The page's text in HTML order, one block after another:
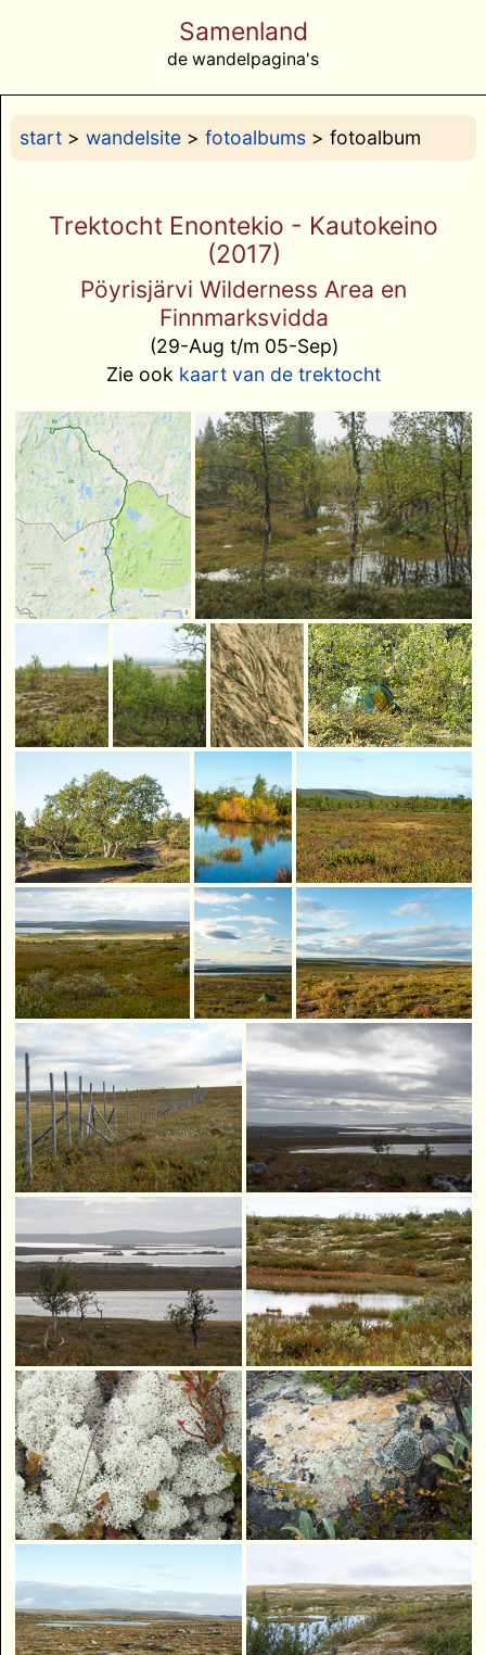
Samenland
de wandelpagina's
start> wandelsite> fotoalbums> fotoalbum
Trektocht Enontekio - Kautokeino
(2017)
Pöyrisjärvi Wilderness Area en
Finnmarksvidda
(29-Aug t/m 05-Sep)
Zie ook kaart van de trektocht